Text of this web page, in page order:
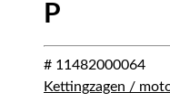
P
# 11482000064
Kettingzagen /